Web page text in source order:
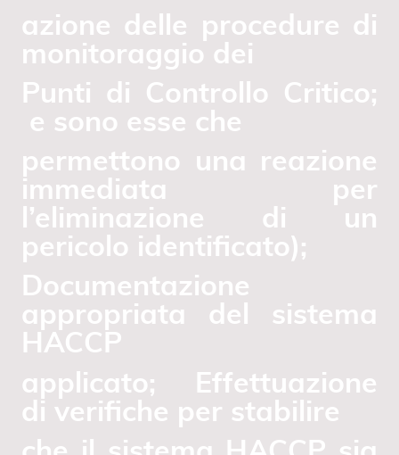
azione delle procedure di
monitoraggio dei
Punti di Controllo Critico;
e sono esse che
permettono una reazione
immediata per
l’eliminazione di un
pericolo identificato);
Documentazione
appropriata del sistema
HACCP
applicato; Effettuazione
di verifiche per stabilire